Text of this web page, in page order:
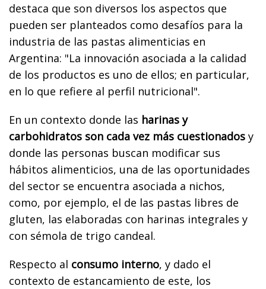
destaca que son diversos los aspectos que
pueden ser planteados como desafíos para la
industria de las pastas alimenticias en
Argentina: "La innovación asociada a la calidad
de los productos es uno de ellos; en particular,
en lo que refiere al perfil nutricional".
En un contexto donde las harinas y
carbohidratos son cada vez más cuestionados y
donde las personas buscan modificar sus
hábitos alimenticios, una de las oportunidades
del sector se encuentra asociada a nichos,
como, por ejemplo, el de las pastas libres de
gluten, las elaboradas con harinas integrales y
con sémola de trigo candeal.
Respecto al consumo interno, y dado el
contexto de estancamiento de este, los